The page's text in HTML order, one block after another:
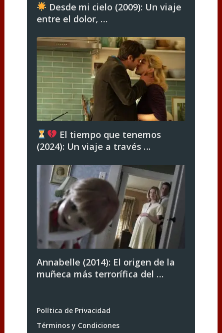
Desde mi cielo (2009): Un viaje
entre el dolor, …
El tiempo que tenemos
(2024): Un viaje a través …
Annabelle (2014): El origen de la
muñeca más terrorífica del …
Política de Privacidad
Términos y Condiciones